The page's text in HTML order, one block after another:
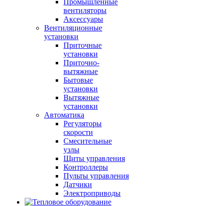
Промышленные
вентиляторы
Аксессуары
Вентиляционные
установки
Приточные
установки
Приточно-
вытяжные
Бытовые
установки
Вытяжные
установки
Автоматика
Регуляторы
скорости
Смесительные
узлы
Щиты управления
Контроллеры
Пульты управления
Датчики
Электроприводы